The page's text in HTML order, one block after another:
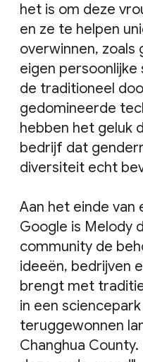
het is om deze
en ze te helpen
overwinnen, zoals
eigen
de traditioneel
gedomineerde
hebben het geluk
bedrijf dat
diversiteit echt
Aan het einde van
Google is Melody
community de
ideeën, bedrijven
brengt met
in een
teruggewonnen
Changhua